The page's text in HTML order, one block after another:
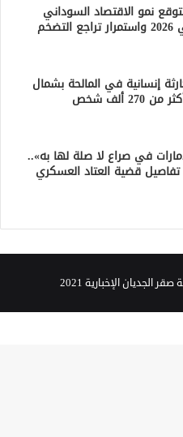
نمو الاقتصاد السوداني
إنسانية في المالحة بشمال
ألف شخص
في صراع لا صلة لها به»..
قضية العتاد العسكري
الإخبارية 2021